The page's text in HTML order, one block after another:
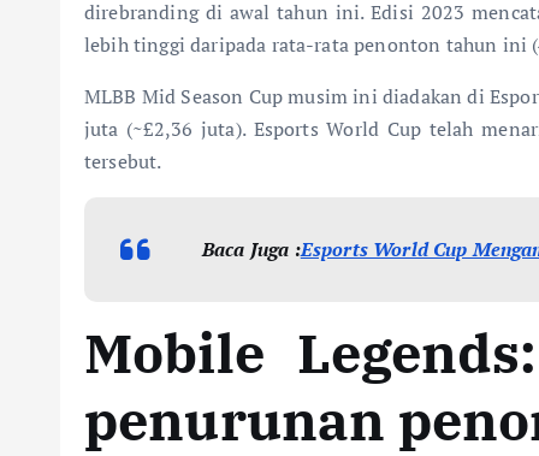
direbranding di awal tahun ini. Edisi 2023
lebih tinggi daripada rata-rata penonton tahun ini
MLBB Mid Season Cup musim ini diadakan di
juta (~£2,36 juta). Esports World Cup telah
tersebut.
Baca Juga :Esports World Cup
Mobile
penurunan